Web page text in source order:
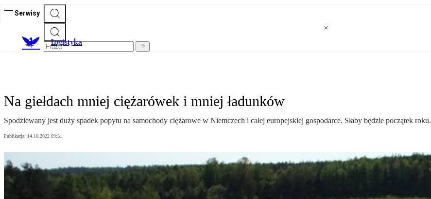
Serwisy
Logistyka
Na giełdach mniej ciężarówek i mniej ładunków
Spodziewany jest duży spadek popytu na samochody ciężarowe w Niemczech i całej europejskiej gospodarce. Słaby będzie początek roku.
Publikacja: 14.10.2022 09:31